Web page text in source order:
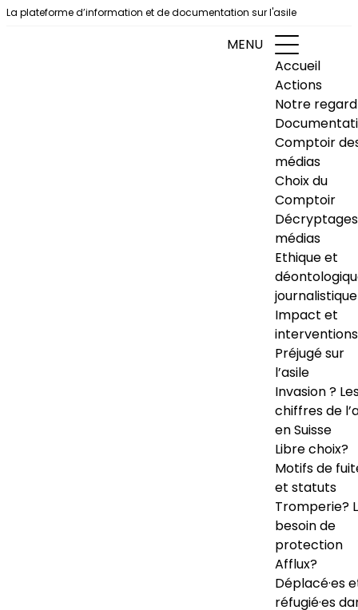
Aller au contenu
La plateforme d’information et de documentation sur l'asile
MENU
Accueil
Actions
Notre regard
Comptoir
médias
Choix du
Comptoir
Décryptages
médias
Ethique et
journalistique
Impact et
interventions
Préjugé sur
l’asile
Invasion ?
chiffres de
en Suisse
Libre choix?
Motifs de
et statuts
Tromperie?
besoin de
protection
Afflux?
Déplacé·es
réfugié·es